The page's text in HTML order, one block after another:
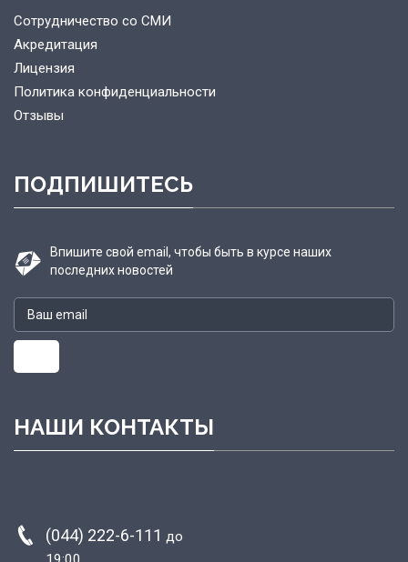
Сотрудничество со СМИ
Акредитация
Лицензия
Политика конфиденциальности
Отзывы
ПОДПИШИТЕСЬ
Впишите свой email, чтобы быть в курсе наших
последних новостей
НАШИ КОНТАКТЫ
(044) 222-6-111 до